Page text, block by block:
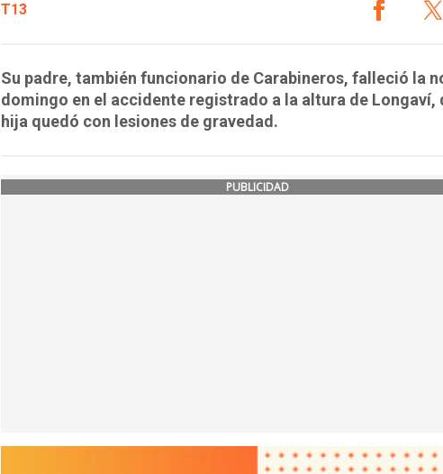
T13
Su padre, también funcionario de Carabineros, falleció la
domingo en el accidente registrado a la altura de Longaví,
hija quedó con lesiones de gravedad.
PUBLICIDAD